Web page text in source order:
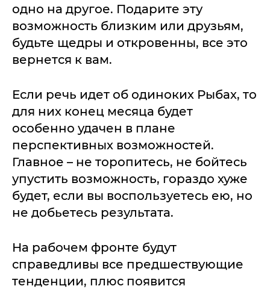
одно на другое. Подарите эту
возможность близким или друзьям,
будьте щедры и откровенны, все это
вернется к вам.
Если речь идет об одиноких Рыбах, то
для них конец месяца будет
особенно удачен в плане
перспективных возможностей.
Главное – не торопитесь, не бойтесь
упустить возможность, гораздо хуже
будет, если вы воспользуетесь ею, но
не добьетесь результата.
На рабочем фронте будут
справедливы все предшествующие
тенденции, плюс появится